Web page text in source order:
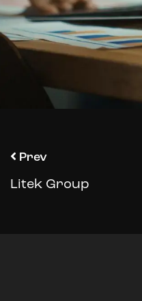
Prev
Litek Group